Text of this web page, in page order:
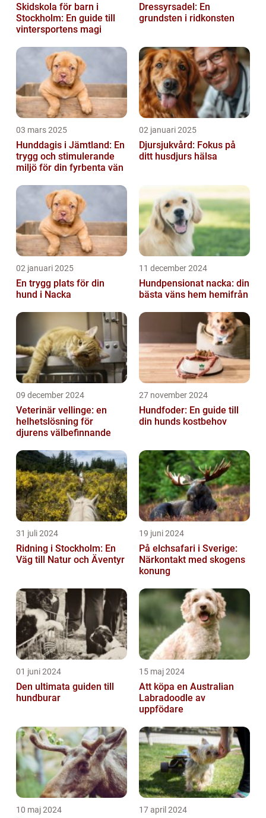
Skidskola för barn i
Stockholm: En guide till
vintersportens magi
Dressyrsadel: En
grundsten i ridkonsten
03 mars 2025
Hunddagis i Jämtland: En
trygg och stimulerande
miljö för din fyrbenta vän
02 januari 2025
Djursjukvård: Fokus på
ditt husdjurs hälsa
02 januari 2025
En trygg plats för din
hund i Nacka
11 december 2024
Hundpensionat nacka: din
bästa väns hem hemifrån
09 december 2024
Veterinär vellinge: en
helhetslösning för
djurens välbefinnande
27 november 2024
Hundfoder: En guide till
din hunds kostbehov
31 juli 2024
Ridning i Stockholm: En
Väg till Natur och Äventyr
19 juni 2024
På elchsafari i Sverige:
Närkontakt med skogens
konung
01 juni 2024
Den ultimata guiden till
hundburar
15 maj 2024
Att köpa en Australian
Labradoodle av
uppfödare
10 maj 2024 17 april 2024